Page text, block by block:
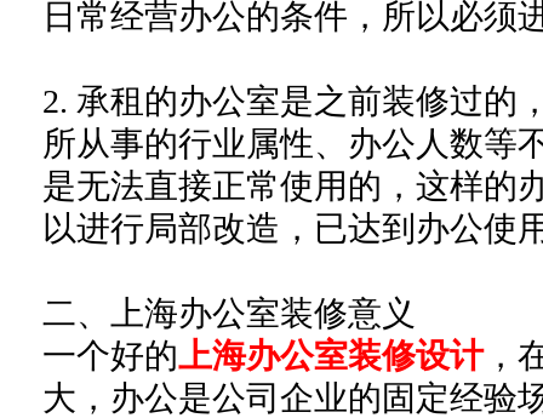
日常经营办公的条件，所以必须
2. 承租的办公室是之前装修过的
所从事的行业属性、办公人数等
是无法直接正常使用的，这样的
以进行局部改造，已达到办公使
二、
上海办公室装修意义
一个好的上海办公室装修设计，
大，办公是公司企业的固定经验